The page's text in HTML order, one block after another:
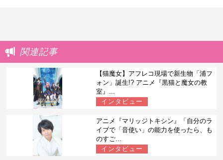
関連記事
【猫魔女】アフレコ現場で新生物「浦フ
ォン」誕生!? アニメ『黒猫と魔女の教
室』...
インタビュー
アニメ『マリッジトキシン』「自分のラ
イブで「音使い」の能力を使ったら、も
のすご...
インタビュー